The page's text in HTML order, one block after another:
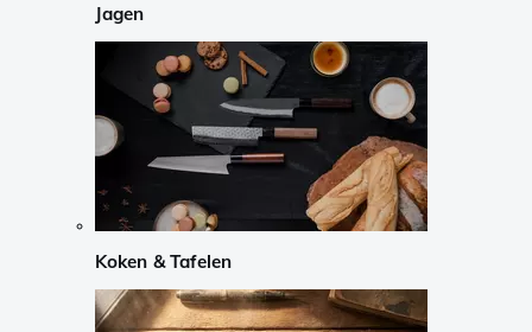
Jagen
Koken & Tafelen